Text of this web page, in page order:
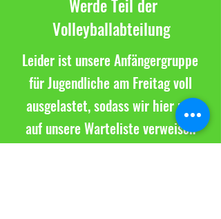
Werde Teil der
Volleyballabteilung
Leider ist unsere Anfängergruppe
für Jugendliche am Freitag voll
ausgelastet, sodass wir hier nur
auf unsere Warteliste verweisen